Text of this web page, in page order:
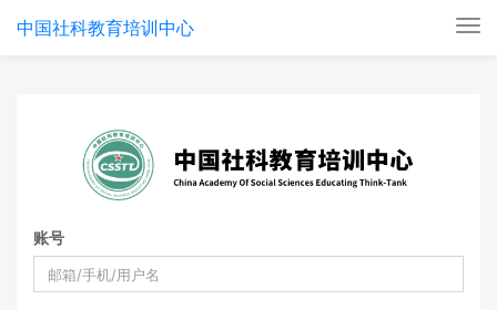
中国社科教育培训中心
账号